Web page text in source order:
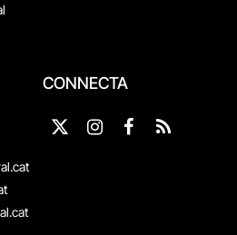
CONNECTA
X
InstagramFacebook
RSS